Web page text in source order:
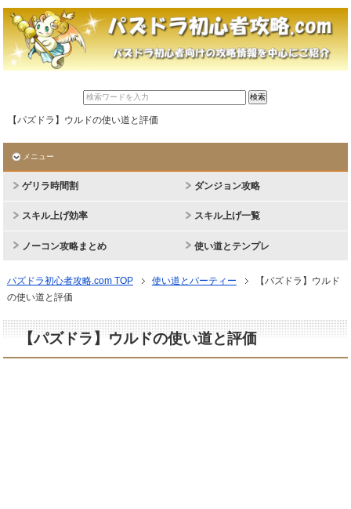
【パズドラ】ウルドの使い道と評価
メニュー
ゲリラ時間割 ダンジョン攻略
スキル上げ効率 スキル上げ一覧
ノーコン攻略まとめ 使い道とテンプレ
パズドラ初心者攻略.com TOP 使い道とパーティー
【パズドラ】ウルド
の使い道と評価
【パズドラ】ウルドの使い道と評価